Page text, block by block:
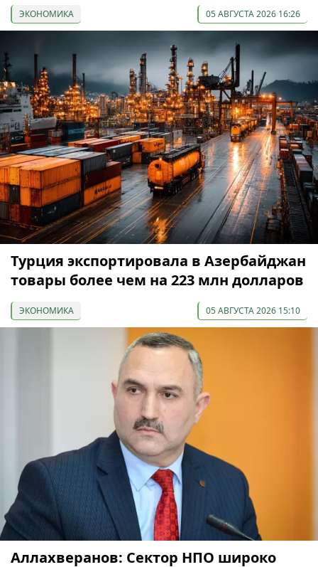
ЭКОНОМИКА 05 АВГУСТА 2026 16:26
Турция экспортировала в Азербайджан
товары более чем на 223 млн долларов
ЭКОНОМИКА 05 АВГУСТА 2026 15:10
Аллахверанов: Сектор НПО широко